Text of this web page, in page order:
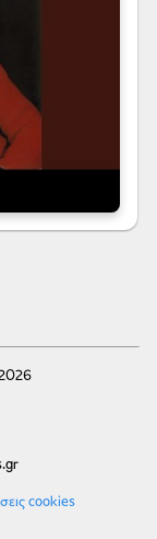
2026
cookies